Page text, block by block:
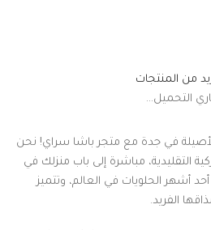
من المنتجات
التحميل...
في جدة مع متجر باشا سراي! نحن
التقليدية، مباشرة إلى باب منزلك في
أحد أشهر الحلويات في العالم، وتتميز
الفريد.